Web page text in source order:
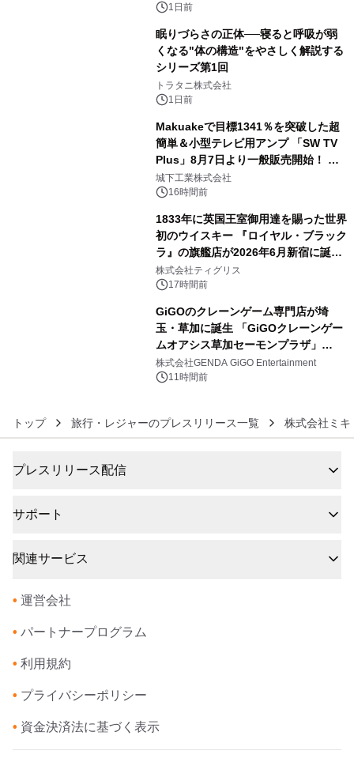
1日前
眠りづらさの正体──寝ると呼吸が弱
くなる"体の構造"をやさしく解説する
シリーズ第1回
トラタニ株式会社
1日前
Makuakeで目標1341％を突破した超
簡単＆小型テレビ用アンプ 「SW TV
Plus」8月7日より一般販売開始！ ケ
ーブル1本つなぐだけ、テレビの音が
ぐっと豊かに
城下工業株式会社
16時間前
1833年に英国王室御用達を賜った世界
初のウイスキー 『ロイヤル・ブラック
ラ』の旗艦店が2026年6月新宿に誕
生 バカルディ ジャパンと連携した
没入型バー「BAR Arca」
株式会社ティグリス
17時間前
GiGOのクレーンゲーム専門店が埼
玉・草加に誕生 「GiGOクレーンゲー
ムオアシス草加セーモンプラザ」
2026年8月7日(金)10時グランドオープ
ン
株式会社GENDA GiGO Entertainment
11時間前
トップ 旅行・レジャーのプレスリリース一覧 株式会社ミ
プレスリリース配信
サポート
関連サービス
• 運営会社
• パートナープログラム
• 利用規約
• プライバシーポリシー
• 資金決済法に基づく表示